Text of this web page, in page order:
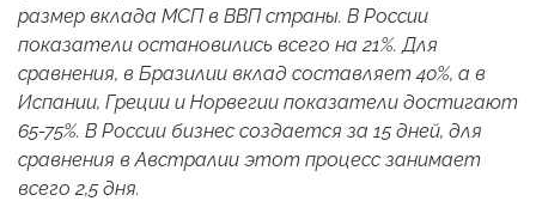
размер вклада МСП в ВВП страны. В России
показатели остановились всего на 21%. Для
сравнения, в Бразилии вклад составляет 40%, а в
Испании, Греции и Норвегии показатели достигают
65-75%. В России бизнес создается за 15 дней, для
сравнения в Австралии этот процесс занимает
всего 2,5 дня.